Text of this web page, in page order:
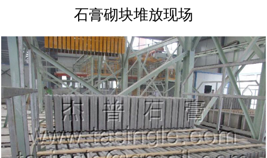
东平 新泰
曲阜
莱芜 联系我们
石膏砌块堆放现场